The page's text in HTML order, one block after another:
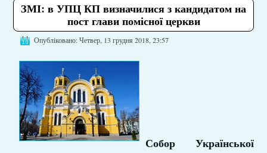
ЗМІ: в УПЦ КП визначилися з кандидатом на
пост глави помісної церкви
Опубліковано: Четвер, 13 грудня 2018, 23:57
Собор Української